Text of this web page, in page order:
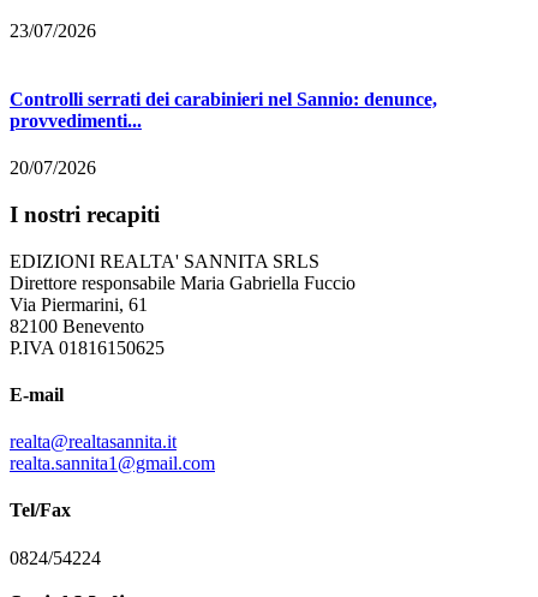
23/07/2026
Controlli serrati dei carabinieri nel Sannio: denunce,
provvedimenti...
20/07/2026
I nostri recapiti
EDIZIONI REALTA' SANNITA SRLS
Direttore responsabile Maria Gabriella Fuccio
Via Piermarini, 61
82100 Benevento
P.IVA 01816150625
E-mail
realta@realtasannita.it
realta.sannita1@gmail.com
Tel/Fax
0824/54224